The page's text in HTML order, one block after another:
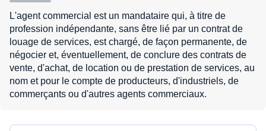
L'agent commercial est un mandataire qui, à titre de
profession indépendante, sans être lié par un contrat de
louage de services, est chargé, de façon permanente, de
négocier et, éventuellement, de conclure des contrats de
vente, d'achat, de location ou de prestation de services, au
nom et pour le compte de producteurs, d'industriels, de
commerçants ou d'autres agents commerciaux.